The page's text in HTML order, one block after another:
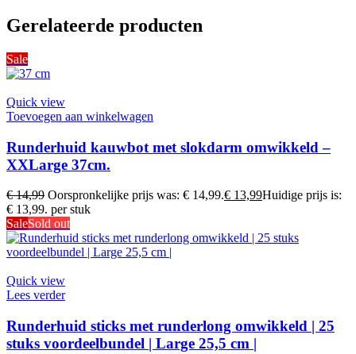
Gerelateerde producten
Sale
Quick view
Toevoegen aan winkelwagen
Runderhuid kauwbot met slokdarm omwikkeld –
XXLarge 37cm.
€14,99 Oorspronkelijke prijs was: € 14,99.€ 13,99Huidige prijs is:
€ 13,99. per stuk
SaleSold out
Quick view
Lees verder
Runderhuid sticks met runderlong omwikkeld | 25
stuks voordeelbundel | Large 25,5 cm |